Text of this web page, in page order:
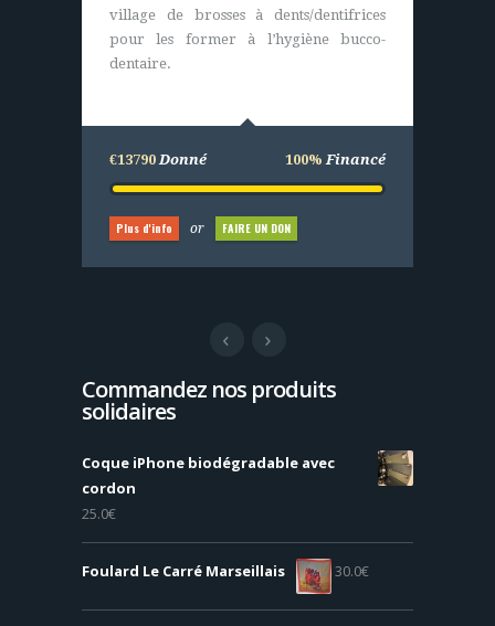
village de brosses à dents/dentifrices
pour les former à l’hygiène bucco-
dentaire.
€13790 Donné 100% Financé
Plus d'info or FAIRE UN DON
entretiennent et assurent le bon
fonctionnement du centre de santé.
€25000Donné 100%Financé
Commandez nos produits
solidaires
Coque iPhone biodégradable avec
cordon
25.0€
Foulard Le Carré Marseillais 30.0€